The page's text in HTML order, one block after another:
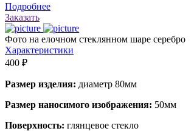
Подробнее
Заказать
Фото на елочном стеклянном шаре серебро
Характеристики
400 ₽
Размер изделия: диаметр 80мм
Размер наносимого изображения: 50мм
Поверхность: глянцевое стекло